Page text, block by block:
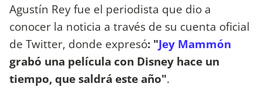
Agustín Rey fue el periodista que dio a
conocer la noticia a través de su cuenta oficial
de Twitter, donde expresó: "Jey Mammón
grabó una película con Disney hace un
tiempo, que saldrá este año".